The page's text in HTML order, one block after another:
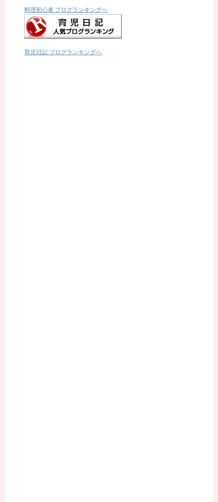
料理初心者 ブログランキングへ
育児日記 ブログランキングへ